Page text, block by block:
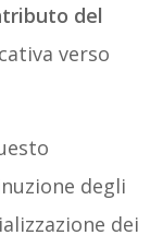
del
verso
degli
dei